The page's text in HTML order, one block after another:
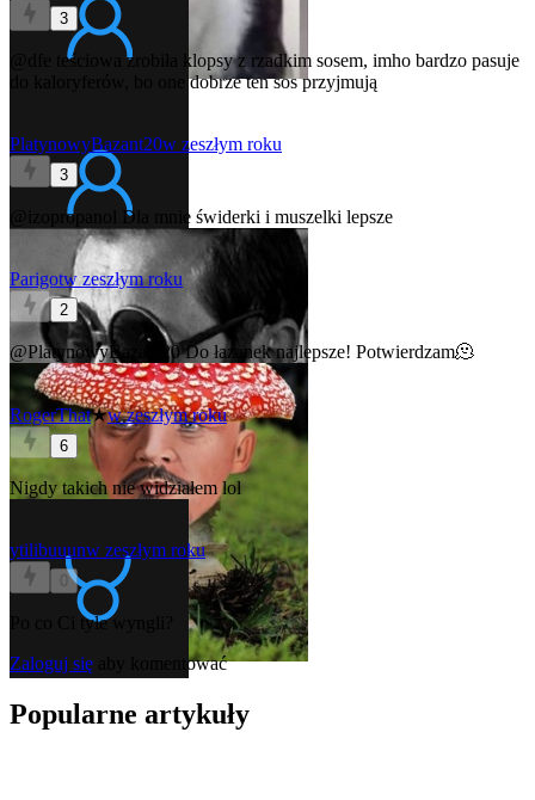
3
teściowa zrobiła klopsy z rzadkim sosem, imho bardzo pasuje
do kaloryferów, bo one dobrze ten sos przyjmują
PlatynowyBazant20w zeszłym roku
3
@izopropanol Dla mnie świderki i muszelki lepsze
Parigotw zeszłym roku
2
@PlatynowyBazant20Do łazanek najlepsze! Potwierdzam🫠
RogerThat★w zeszłym roku
6
Nigdy takich nie widziałem lol
ytilibuuunw zeszłym roku
0
Po co Ci tyle wyngli?
Zaloguj się aby komentować
Popularne artykuły